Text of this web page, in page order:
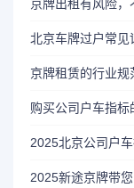
京牌出租有风险
北京车牌过户常见
京牌租赁的行业规
购买公司户车指标
2025北京公司户
2025新途京牌带